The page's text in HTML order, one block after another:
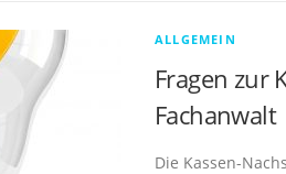
ALLGEMEIN
Fragen zur
Fachanwalt
Die Kassen-